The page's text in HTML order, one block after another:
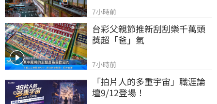
7小時前
台彩父親節推新刮刮樂千萬頭
獎超「爸」氣
7小時前
「拍片人的多重宇宙」職涯論
壇9/12登場！